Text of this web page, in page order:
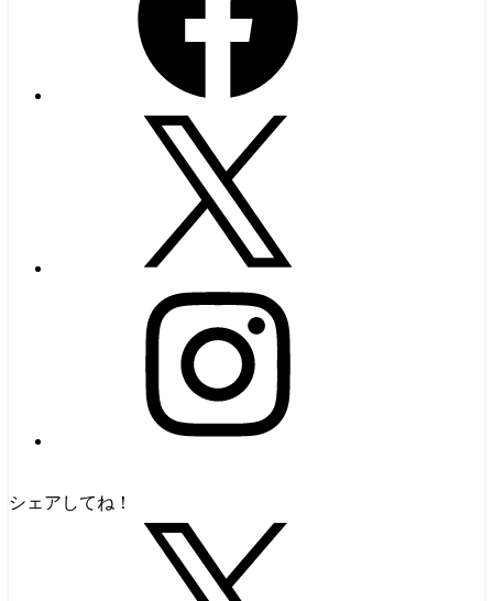
シェアしてね！